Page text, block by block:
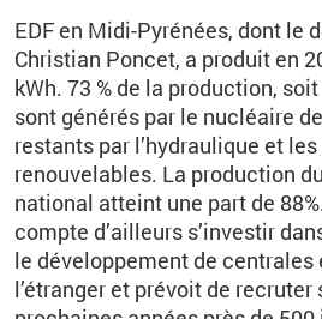
EDF en Midi-Pyrénées, dont le
Christian Poncet, a produit en
kWh. 73 % de la production,
sont générés par le nucléaire
restants par l’hydraulique et
renouvelables. La production
national atteint une part de
compte d’ailleurs s’investir
le développement de centrales
l’étranger et prévoit de recruter